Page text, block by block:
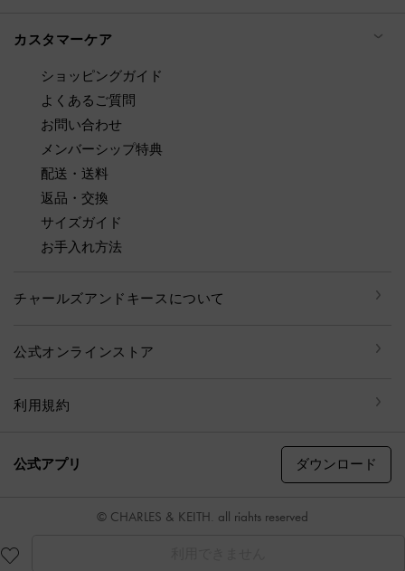
カスタマーケア
ショッピングガイド
よくあるご質問
お問い合わせ
メンバーシップ特典
配送・送料
返品・交換
サイズガイド
お手入れ方法
チャールズアンドキースについて
公式オンラインストア
利用規約
公式アプリ ダウンロード
© CHARLES & KEITH, all rights reserved